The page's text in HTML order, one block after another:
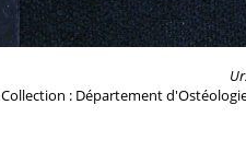
Collection : Département